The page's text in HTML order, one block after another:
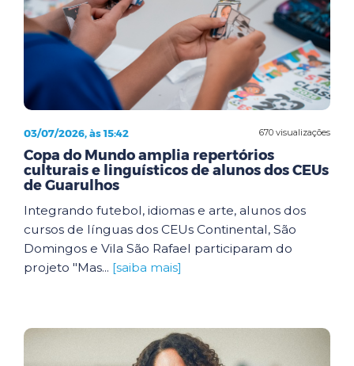
670 visualizações
03/07/2026, às 15:42
Copa do Mundo amplia repertórios
culturais e linguísticos de alunos dos CEUs
de Guarulhos
Integrando futebol, idiomas e arte, alunos dos
cursos de línguas dos CEUs Continental, São
Domingos e Vila São Rafael participaram do
projeto "Mas... [saiba mais]